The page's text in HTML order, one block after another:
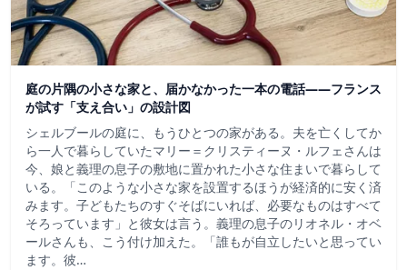
庭の片隅の小さな家と、届かなかった一本の電話——フランス
が試す「支え合い」の設計図
シェルブールの庭に、もうひとつの家がある。夫を亡くしてか
ら一人で暮らしていたマリー＝クリスティーヌ・ルフェさんは
今、娘と義理の息子の敷地に置かれた小さな住まいで暮らして
いる。「このような小さな家を設置するほうが経済的に安く済
みます。子どもたちのすぐそばにいれば、必要なものはすべて
そろっています」と彼女は言う。義理の息子のリオネル・オベ
ールさんも、こう付け加えた。「誰もが自立したいと思ってい
ます。彼…